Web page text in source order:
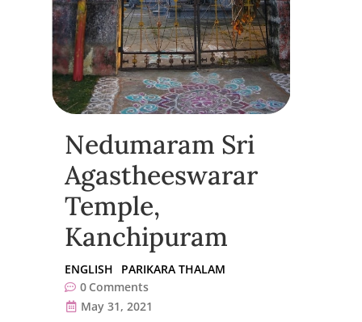
Nedumaram Sri
Agastheeswarar
Temple,
Kanchipuram
ENGLISH
PARIKARA THALAM
0 Comments
May 31, 2021